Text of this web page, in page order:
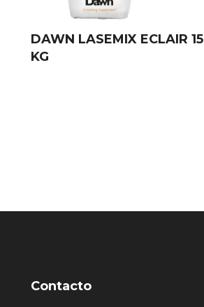
DAWN LASEMIX ECLAIR 15
KG
Contacto